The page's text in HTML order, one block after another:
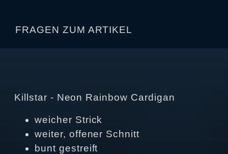
FRAGEN ZUM ARTIKEL
Killstar - Neon Rainbow Cardigan
weicher Strick
weiter, offener Schnitt
bunt gestreift